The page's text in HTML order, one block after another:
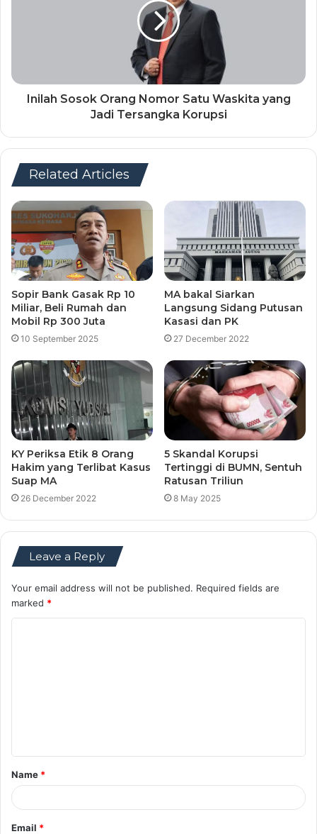
Inilah Sosok Orang Nomor Satu Waskita yang
Jadi Tersangka Korupsi
Related Articles
Sopir Bank Gasak Rp 10
Miliar, Beli Rumah dan
Mobil Rp 300 Juta
10 September 2025
MA bakal Siarkan
Langsung Sidang Putusan
Kasasi dan PK
27 December 2022
KY Periksa Etik 8 Orang
Hakim yang Terlibat Kasus
Suap MA
26 December 2022
5 Skandal Korupsi
Tertinggi di BUMN, Sentuh
Ratusan Triliun
8 May 2025
Leave a Reply
Your email address will not be published. Required fields are
marked *
t
*
Name *
Email *